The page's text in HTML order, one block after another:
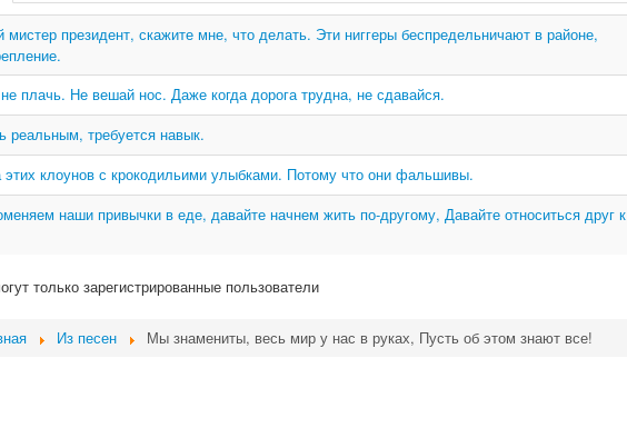
президент, скажите мне, что делать. Эти ниггеры беспредельничают в районе,
плачь. Не вешай нос. Даже когда дорога трудна, не сдавайся.
реальным, требуется навык.
клоунов с крокодильими улыбками. Потому что они фальшивы.
наши привычки в еде, давайте начнем жить по-другому, Давайте относиться друг к
только зарегистрированные пользователи
Из песен Мы знамениты, весь мир у нас в руках, Пусть об этом знают все!